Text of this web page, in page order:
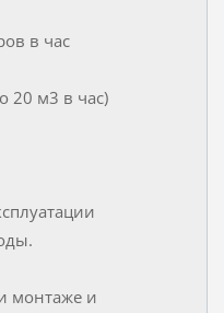
в час
20 м3 в час)
монтаже и